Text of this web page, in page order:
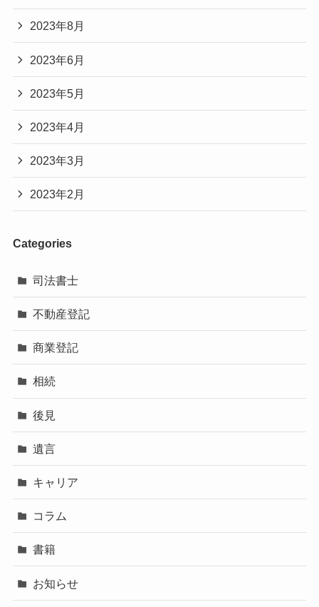
2023年8月
2023年6月
2023年5月
2023年4月
2023年3月
2023年2月
Categories
司法書士
不動産登記
商業登記
相続
後見
遺言
キャリア
コラム
書籍
お知らせ